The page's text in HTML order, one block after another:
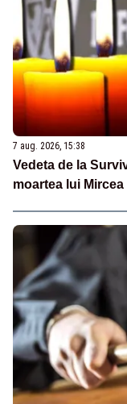
7 aug. 2026, 15:38
Vedeta de la
moartea lui